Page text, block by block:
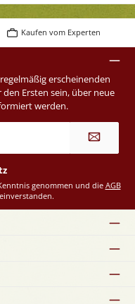
Kaufen vom Experten
erscheinenden
Ersten sein, über neue
werden.
genommen und die AGB